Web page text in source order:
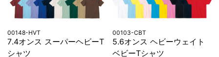
00148-HVT
7.4オンス スーパーヘビーT
シャツ
00103-CBT
5.6オンス ヘビーウェイト
ベビーTシャツ